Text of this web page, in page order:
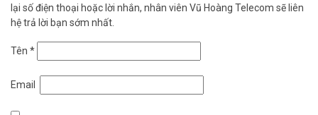
lại số điện thoại hoặc lời nhắn, nhân viên Vũ Hoàng Telecom sẽ liên
hệ trả lời bạn sớm nhất.
Tên *
Email